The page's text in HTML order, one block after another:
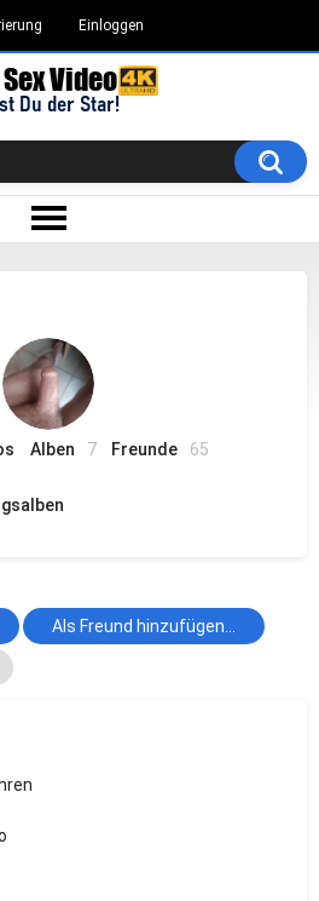
Einloggen
Alben 7 Freunde 65
Als Freund hinzufügen...